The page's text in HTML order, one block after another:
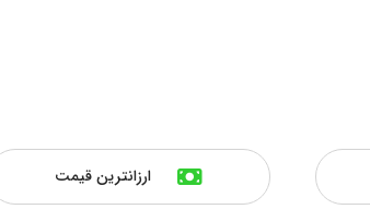
ارزانترین قیمت